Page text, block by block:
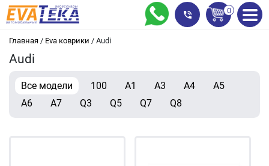
Главная / Eva коврики / Audi
Audi
Все модели 100 A1 A3 A4
A5
A6
A7 Q3 Q5 Q7 Q8
0